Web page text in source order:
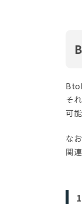
そ
可
な
関